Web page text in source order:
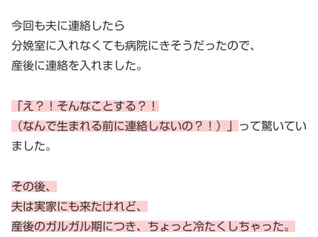
今回も夫に連絡したら
分娩室に入れなくても病院にきそうだったので、
産後に連絡を入れました。
「え？！そんなことする？！
（なんで生まれる前に連絡しないの？！）」
って驚いてい
ました。
その後、
夫は実家にも来たけれど、
産後のガルガル期につき、ちょっと冷たくしちゃった。